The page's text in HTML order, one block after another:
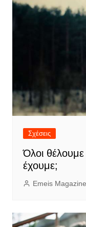
Σχέσεις
Όλοι θέλουμε
έχουμε;
Emeis Magazine